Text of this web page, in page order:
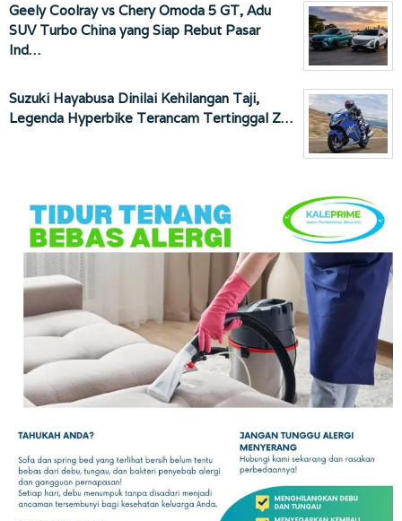
Geely Coolray vs Chery Omoda 5 GT, Adu
SUV Turbo China yang Siap Rebut Pasar
Ind…
Suzuki Hayabusa Dinilai Kehilangan Taji,
Legenda Hyperbike Terancam Tertinggal Z…